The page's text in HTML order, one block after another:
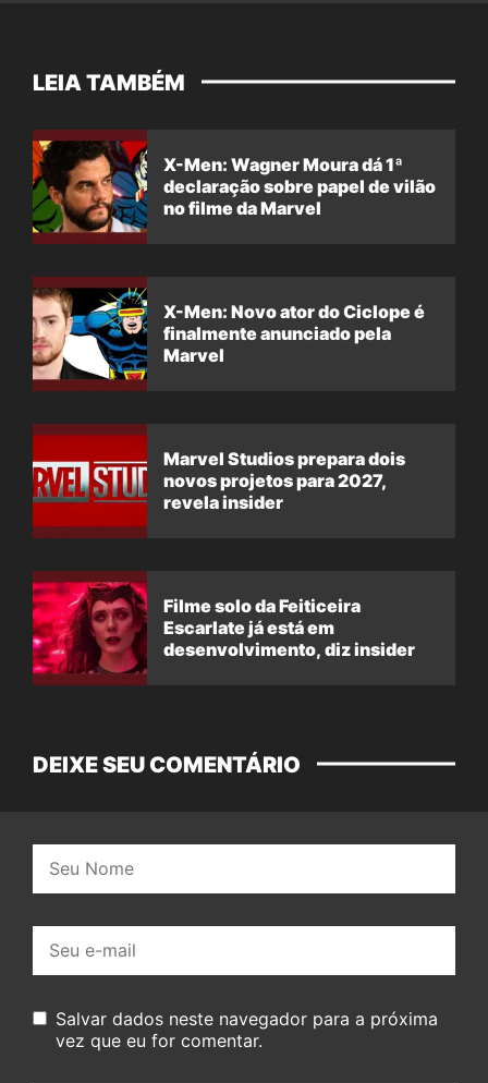
LEIA TAMBÉM
X-Men: Wagner Moura dá 1ª
declaração sobre papel de vilão
no filme da Marvel
X-Men: Novo ator do Ciclope é
finalmente anunciado pela
Marvel
Marvel Studios prepara dois
novos projetos para 2027,
revela insider
Filme solo da Feiticeira
Escarlate já está em
desenvolvimento, diz insider
DEIXE SEU COMENTÁRIO
mail:
Salvar dados neste navegador para a próxima
vez que eu for comentar.